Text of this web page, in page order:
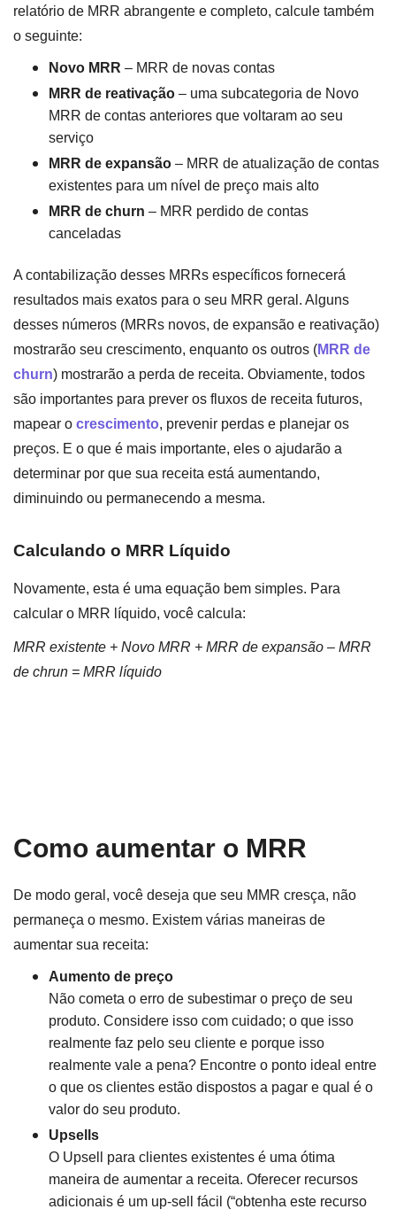
relatório de MRR abrangente e completo, calcule também
o seguinte:
Novo MRR – MRR de novas contas
MRR de reativação– uma subcategoria de Novo
MRR de contas anteriores que voltaram ao seu
serviço
MRR de expansão– MRR de atualização de contas
existentes para um nível de preço mais alto
MRR de churn – MRR perdido de contas
canceladas
A contabilização desses MRRs específicos fornecerá
resultados mais exatos para o seu MRR geral. Alguns
desses números (MRRs novos, de expansão e reativação)
mostrarão seu crescimento, enquanto os outros (MRR de
churn) mostrarão a perda de receita. Obviamente, todos
são importantes para prever os fluxos de receita futuros,
mapear ocrescimento, prevenir perdas e planejar os
preços. E o que é mais importante, eles o ajudarão a
determinar por que sua receita está aumentando,
diminuindo ou permanecendo a mesma.
Calculando o MRR Líquido
Novamente, esta é uma equação bem simples. Para
calcular o MRR líquido, você calcula:
MRR existente + Novo MRR + MRR de expansão – MRR
de chrun = MRR líquido
Como aumentar o MRR
De modo geral, você deseja que seu MMR cresça, não
permaneça o mesmo. Existem várias maneiras de
aumentar sua receita:
Aumento de preço
Não cometa o erro de subestimar o preço de seu
produto. Considere isso com cuidado; o que isso
realmente faz pelo seu cliente e porque isso
realmente vale a pena? Encontre o ponto ideal entre
o que os clientes estão dispostos a pagar e qual é o
valor do seu produto.
Upsells
O Upsell para clientes existentes é uma ótima
maneira de aumentar a receita. Oferecer recursos
adicionais é um up-sell fácil (“obtenha este recurso